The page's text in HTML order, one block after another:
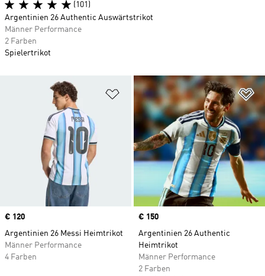
Zur Wunschliste hinzufügen
Price
€ 120
Argentinien 26 Messi Heimtrikot
Männer Performance
4 Farben
Price
€ 150
Argentinien 26 Authentic
Heimtrikot
Männer Performance
2 Farben
(101)
Argentinien 26 Authentic Auswärtstrikot
Männer Performance
2 Farben
Spielertrikot